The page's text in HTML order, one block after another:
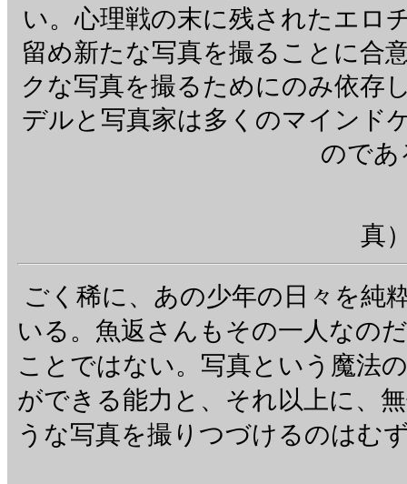
い。心理戦の末に残されたエロ
留め新たな写真を撮ることに合
クな写真を撮るためにのみ依存
デルと写真家は多くのマインド
のであ
真
ごく稀に、あの少年の日々を純
いる。魚返さんもその一人なの
ことではない。写真という魔法
ができる能力と、それ以上に、
うな写真を撮りつづけるのはむ